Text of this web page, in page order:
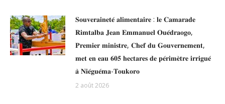
𝐒𝐨𝐮𝐯𝐞𝐫𝐚𝐢𝐧𝐞𝐭𝐞́ 𝐚𝐥𝐢𝐦𝐞𝐧𝐭𝐚𝐢𝐫𝐞 : 𝐥𝐞 𝐂𝐚𝐦𝐚𝐫𝐚𝐝𝐞
𝐑𝐢𝐦𝐭𝐚𝐥𝐛𝐚 𝐉𝐞𝐚𝐧 𝐄𝐦𝐦𝐚𝐧𝐮𝐞𝐥 𝐎𝐮𝐞́𝐝𝐫𝐚𝐨𝐠𝐨,
𝐏𝐫𝐞𝐦𝐢𝐞𝐫 𝐦𝐢𝐧𝐢𝐬𝐭𝐫𝐞, 𝐂𝐡𝐞𝐟 𝐝𝐮 𝐆𝐨𝐮𝐯𝐞𝐫𝐧𝐞𝐦𝐞𝐧𝐭,
𝐦𝐞𝐭 𝐞𝐧 𝐞𝐚𝐮 𝟔𝟎𝟓 𝐡𝐞𝐜𝐭𝐚𝐫𝐞𝐬 𝐝𝐞 𝐩𝐞́𝐫𝐢𝐦𝐞̀𝐭𝐫𝐞 𝐢𝐫𝐫𝐢𝐠𝐮𝐞́
𝐚̀ 𝐍𝐢𝐞́𝐠𝐮𝐞́𝐦𝐚-𝐓𝐨𝐮𝐤𝐨𝐫𝐨
2 août 2026